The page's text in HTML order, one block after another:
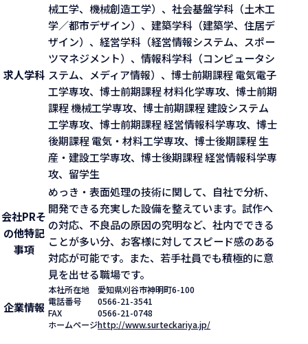
求人学科
械工学、機械創造工学）、社会基盤学科（土木工
学／都市デザイン）、建築学科（建築学、住居デ
ザイン）、経営学科（経営情報システム、スポー
ツマネジメント）、情報科学科（コンピュータシ
ステム、メディア情報）、博士前期課程 電気電子
工学専攻、博士前期課程 材料化学専攻、博士前期
課程 機械工学専攻、博士前期課程 建設システム
工学専攻、博士前期課程 経営情報科学専攻、博士
後期課程 電気・材料工学専攻、博士後期課程 生
産・建設工学専攻、博士後期課程 経営情報科学専
攻、留学生
会社PRそ
の他特記
事項
めっき・表面処理の技術に関して、自社で分析、
開発できる充実した設備を整えています。試作へ
の対応、不良品の原因の究明など、社内でできる
ことが多い分、お客様に対してスピード感のある
対応が可能です。また、若手社員でも積極的に意
見を出せる職場です。
企業情報
本社所在地
愛知県刈谷市神明町6-100
電話番号
0566-21-3541
FAX
0566-21-0748
ホームページhttp://www.surteckariya.jp/